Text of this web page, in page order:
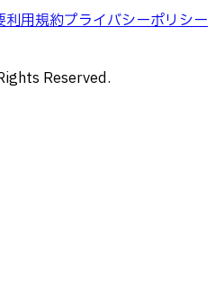
利用規約プライバシーポリシー
Reserved.